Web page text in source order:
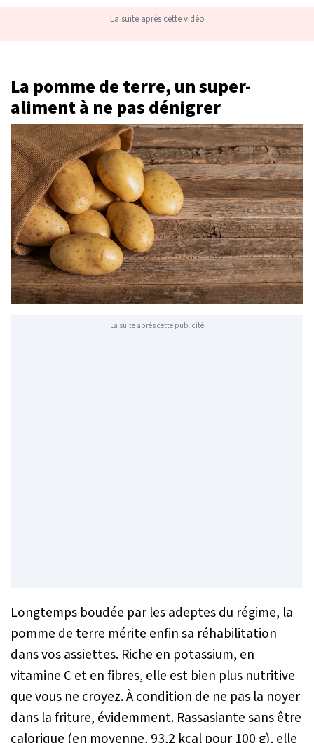
La suite après cette vidéo
La pomme de terre, un super-
aliment à ne pas dénigrer
La suite après cette publicité
Longtemps boudée par les adeptes du régime, la
pomme de terre mérite enfin sa réhabilitation
dans vos assiettes. Riche en potassium, en
vitamine C et en fibres, elle est bien plus nutritive
que vous ne croyez. À condition de ne pas la noyer
dans la friture, évidemment. Rassasiante sans être
calorique (en moyenne, 93,2 kcal pour 100 g), elle